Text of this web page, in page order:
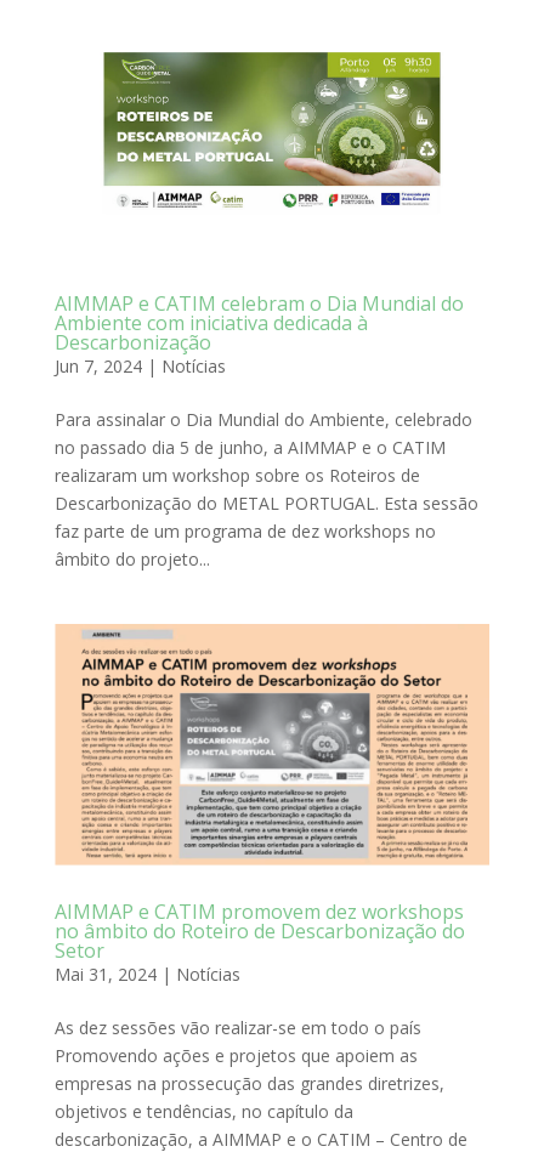
AIMMAP e CATIM celebram o Dia Mundial do
Ambiente com iniciativa dedicada à
Descarbonização
Jun 7, 2024| Notícias
Para assinalar o Dia Mundial do Ambiente, celebrado
no passado dia 5 de junho, a AIMMAP e o CATIM
realizaram um workshop sobre os Roteiros de
Descarbonização do METAL PORTUGAL. Esta sessão
faz parte de um programa de dez workshops no
âmbito do projeto...
AIMMAP e CATIM promovem dez workshops
no âmbito do Roteiro de Descarbonização do
Setor
Mai 31, 2024| Notícias
As dez sessões vão realizar-se em todo o país
Promovendo ações e projetos que apoiem as
empresas na prossecução das grandes diretrizes,
objetivos e tendências, no capítulo da
descarbonização, a AIMMAP e o CATIM – Centro de